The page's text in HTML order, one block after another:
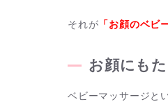
それが 「お顔のベビ
お顔にも
ベビーマッサージと